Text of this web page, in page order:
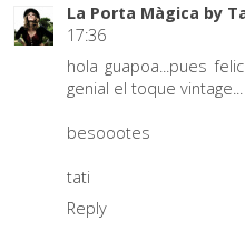
La Porta Màgica by
17:36
hola guapoa...pues
genial el toque vintage...
besoootes
tati
Reply